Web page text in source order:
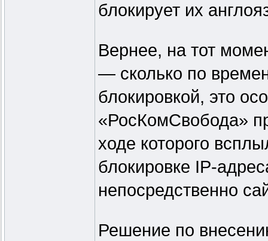
блокирует их
Вернее, на тот
— сколько по
блокировкой, это
«РосКомСвобода»
ходе которого
блокировке IP-
непосредственно
Решение по